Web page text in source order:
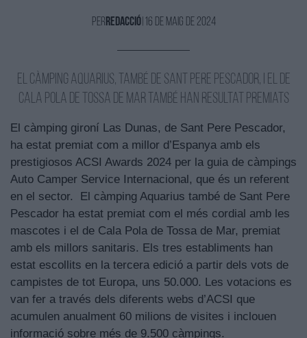
PerRedacció| 16 de Maig de 2024
El càmping Aquarius, també de Sant Pere Pescador, i el de
Cala Pola de Tossa de Mar també han resultat premiats
El càmping gironí Las Dunas, de Sant Pere Pescador,
ha estat premiat com a millor d’Espanya amb els
prestigiosos ACSI Awards 2024 per la guia de càmpings
Auto Camper Service Internacional, que és un referent
en el sector. El càmping Aquarius també de Sant Pere
Pescador ha estat premiat com el més cordial amb les
mascotes i el de Cala Pola de Tossa de Mar, premiat
amb els millors sanitaris. Els tres establiments han
estat escollits en la tercera edició a partir dels vots de
campistes de tot Europa, uns 50.000. Les votacions es
van fer a través dels diferents webs d’ACSI que
acumulen anualment 60 milions de visites i inclouen
informació sobre més de 9.500 càmpings.